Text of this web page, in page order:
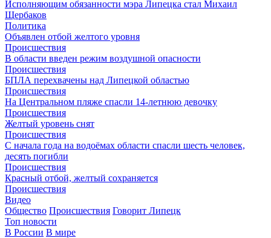
Исполняющим обязанности мэра Липецка стал Михаил
Щербаков
Политика
Объявлен отбой желтого уровня
Происшествия
В области введен режим воздушной опасности
Происшествия
БПЛА перехвачены над Липецкой областью
Происшествия
На Центральном пляже спасли 14-летнюю девочку
Происшествия
Желтый уровень снят
Происшествия
С начала года на водоёмах области спасли шесть человек,
десять погибли
Происшествия
Красный отбой, желтый сохраняется
Происшествия
Видео
Общество Происшествия Говорит Липецк
Топ новости
В России В мире